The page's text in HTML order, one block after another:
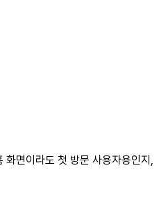
면이라도 첫 방문 사용자용인지,